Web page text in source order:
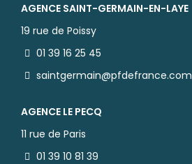
AGENCE SAINT-GERMAIN-EN-LAYE
19 rue de Poissy
01 39 16 25 45
saintgermain@pfdefrance.com
AGENCE LE PECQ
11 rue de Paris
01 39 10 81 39